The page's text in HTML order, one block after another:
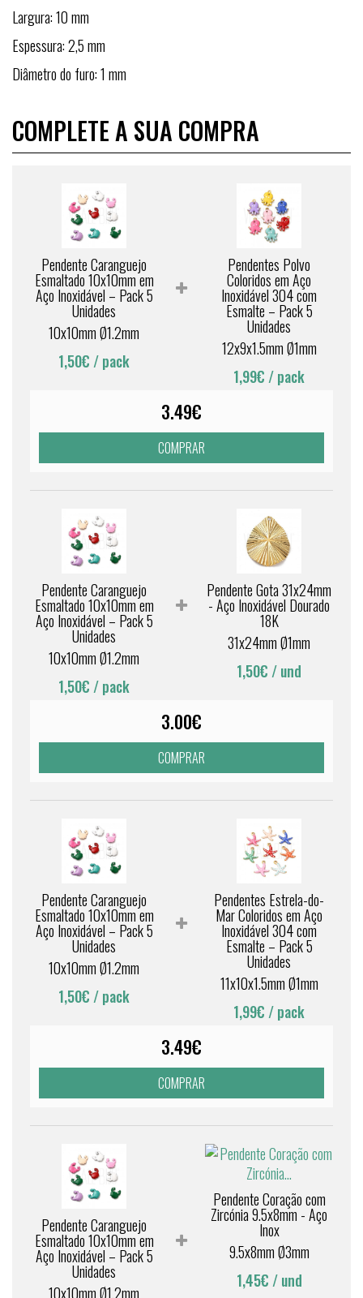
Largura: 10 mm
Espessura: 2,5 mm
Diâmetro do furo: 1 mm
COMPLETE A SUA COMPRA
Pendente Caranguejo
Esmaltado 10x10mm em
Aço Inoxidável – Pack 5
Unidades
10x10mm Ø1.2mm
1,50€ / pack
Pendentes Polvo
Coloridos em Aço
Inoxidável 304 com
Esmalte – Pack 5
Unidades
12x9x1.5mm Ø1mm
1,99€ / pack
3.49€
COMPRAR
Pendente Caranguejo
Esmaltado 10x10mm em
Aço Inoxidável – Pack 5
Unidades
10x10mm Ø1.2mm
1,50€ / pack
Pendente Gota 31x24mm
- Aço Inoxidável Dourado
18K
31x24mm Ø1mm
1,50€ / und
3.00€
COMPRAR
Pendente Caranguejo
Esmaltado 10x10mm em
Aço Inoxidável – Pack 5
Unidades
10x10mm Ø1.2mm
1,50€ / pack
Pendentes Estrela-do-
Mar Coloridos em Aço
Inoxidável 304 com
Esmalte – Pack 5
Unidades
11x10x1.5mm Ø1mm
1,99€ / pack
3.49€
COMPRAR
Pendente Caranguejo
Esmaltado 10x10mm em
Aço Inoxidável – Pack 5
Unidades
10x10mm Ø1.2mm
Pendente Coração com
Zircónia 9.5x8mm - Aço
Inox
9.5x8mm Ø3mm
1,45€ / und